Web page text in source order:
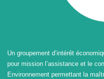
Un groupement d’intérêt
pour mission l’assistance et le
Environnement permettant la